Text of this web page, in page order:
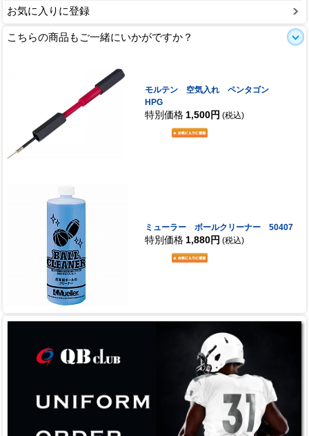
お気に入りに登録
こちらの商品もご一緒にいかがですか？
モルテン 空気入れ ペンタゴン
HPG
特別価格 1,500円 (税込)
ミューラー ボールクリーナー 50407
特別価格 1,880円 (税込)